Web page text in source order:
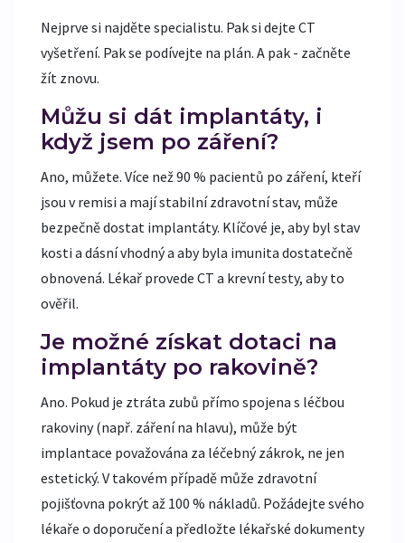
Nejprve si najděte specialistu. Pak si dejte CT
vyšetření. Pak se podívejte na plán. A pak - začněte
žít znovu.
Můžu si dát implantáty, i
když jsem po záření?
Ano, můžete. Více než 90 % pacientů po záření, kteří
jsou v remisi a mají stabilní zdravotní stav, může
bezpečně dostat implantáty. Klíčové je, aby byl stav
kosti a dásní vhodný a aby byla imunita dostatečně
obnovená. Lékař provede CT a krevní testy, aby to
ověřil.
Je možné získat dotaci na
implantáty po rakovině?
Ano. Pokud je ztráta zubů přímo spojena s léčbou
rakoviny (např. záření na hlavu), může být
implantace považována za léčebný zákrok, ne jen
estetický. V takovém případě může zdravotní
pojišťovna pokrýt až 100 % nákladů. Požádejte svého
lékaře o doporučení a předložte lékařské dokumenty